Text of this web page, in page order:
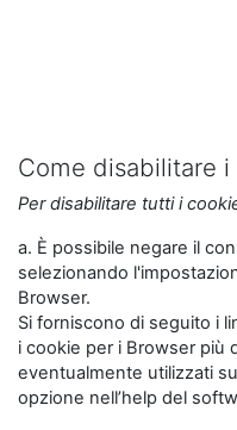
Come disabilitare i
Per disabilitare tutti i
a. È possibile negare il
selezionando
Browser.
Si forniscono di seguito i
i cookie per i Browser più
eventualmente utilizzati
opzione nell’help del